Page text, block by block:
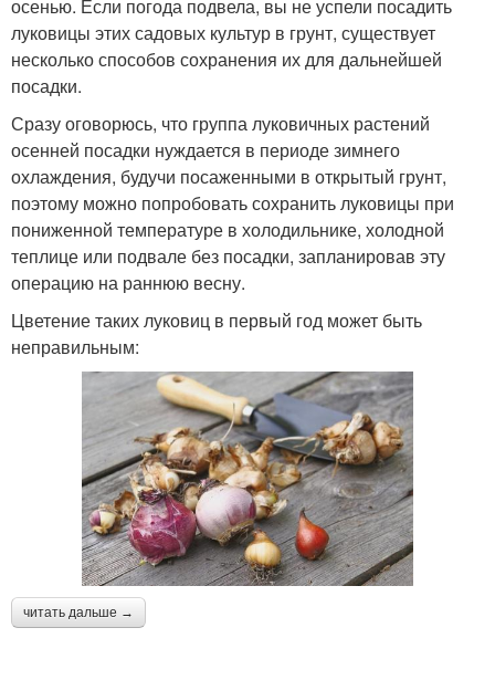
осенью. Если погода подвела, вы не успели посадить
луковицы этих садовых культур в грунт, существует
несколько способов сохранения их для дальнейшей
посадки.
Сразу оговорюсь, что группа луковичных растений
осенней посадки нуждается в периоде зимнего
охлаждения, будучи посаженными в открытый грунт,
поэтому можно попробовать сохранить луковицы при
пониженной температуре в холодильнике, холодной
теплице или подвале без посадки, запланировав эту
операцию на раннюю весну.
Цветение таких луковиц в первый год может быть
неправильным:
читать дальше →